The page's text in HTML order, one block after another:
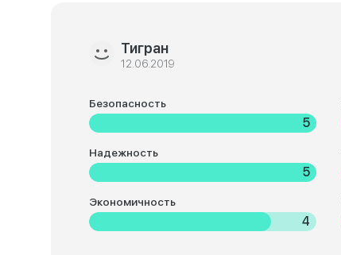
Тигран
12.06.2019
Безопасность
5
Надежность
5
Экономичность
4